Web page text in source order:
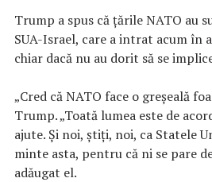
Trump a spus că țările NATO au
SUA-Israel, care a intrat acum în
chiar dacă nu au dorit să se
„Cred că NATO face o greșeală
Trump. „Toată lumea este de
ajute. Și noi, știți, noi, ca Statele
minte asta, pentru că ni se pare
adăugat el.